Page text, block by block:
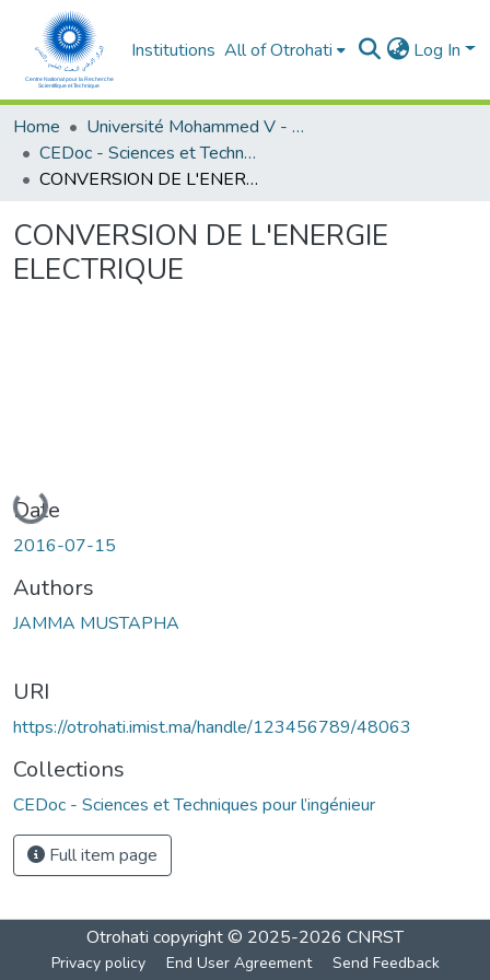
Institutions All of Otrohati Log In
Home
Université Mohammed V - Rabat
CEDoc - Sciences et Techniques pour l’ingénieur
CONVERSION DE L'ENERGIE ELECTRIQUE
CONVERSION DE L'ENERGIE
ELECTRIQUE
Loading...
Date
2016-07-15
Authors
JAMMA MUSTAPHA
URI
https://otrohati.imist.ma/handle/123456789/48063
Collections
CEDoc - Sciences et Techniques pour l’ingénieur
Full item page
Otrohati copyright © 2025-2026 CNRST
Privacy policy End User Agreement Send Feedback